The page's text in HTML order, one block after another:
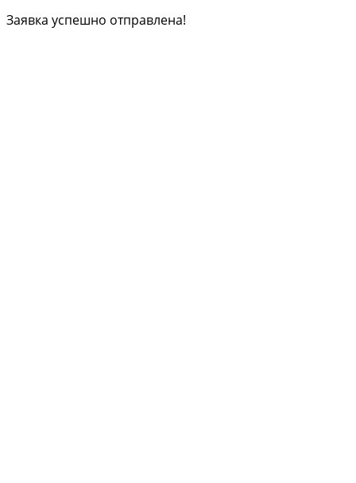
Заявка успешно отправлена!